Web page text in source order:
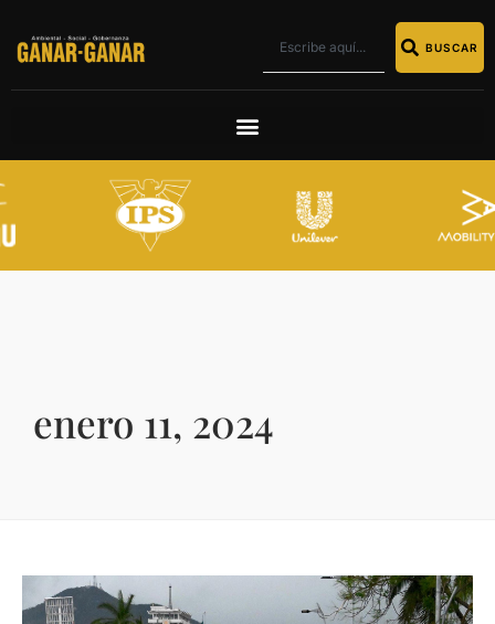
BUSCAR
enero 11, 2024